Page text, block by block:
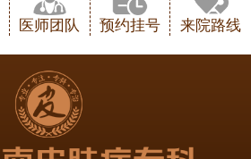
医师团队 预约挂号 来院路线